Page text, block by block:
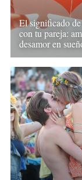
El significado
con tu pareja:
desamor en